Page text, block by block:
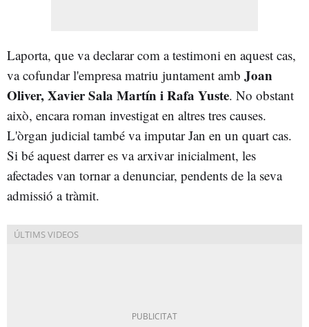
Laporta, que va declarar com a testimoni en aquest cas,
va cofundar l'empresa matriu juntament amb Joan
Oliver, Xavier Sala Martín i Rafa Yuste. No obstant
això, encara roman investigat en altres tres causes.
L'òrgan judicial també va imputar Jan en un quart cas.
Si bé aquest darrer es va arxivar inicialment, les
afectades van tornar a denunciar, pendents de la seva
admissió a tràmit.